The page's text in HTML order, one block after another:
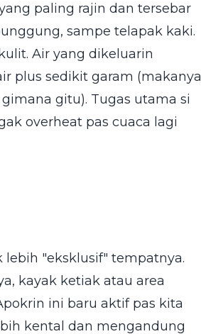
paling rajin dan tersebar
sampe telapak kaki.
Air yang dikeluarin
plus sedikit garam (makanya
gitu). Tugas utama si
overheat pas cuaca lagi
lebih "eksklusif" tempatnya.
kayak ketiak atau area
ini baru aktif pas kita
kental dan mengandung